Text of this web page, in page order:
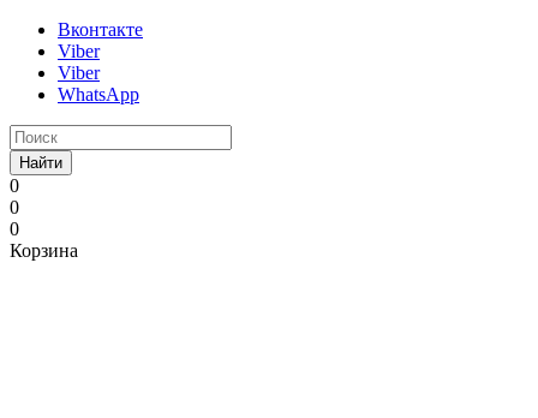
Вконтакте
Viber
Viber
WhatsApp
Найти
0
0
0
Корзина